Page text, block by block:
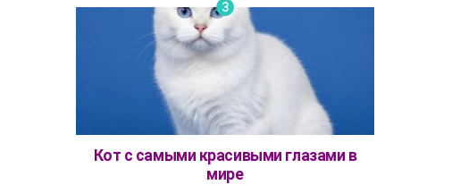
Кот с самыми красивыми глазами в
мире